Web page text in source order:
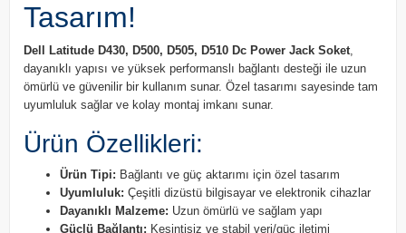
Tasarım!
Dell Latitude D430, D500, D505, D510 Dc Power Jack Soket,
dayanıklı yapısı ve yüksek performanslı bağlantı desteği ile uzun
ömürlü ve güvenilir bir kullanım sunar. Özel tasarımı sayesinde tam
uyumluluk sağlar ve kolay montaj imkanı sunar.
Ürün Özellikleri:
Ürün Tipi: Bağlantı ve güç aktarımı için özel tasarım
Uyumluluk: Çeşitli dizüstü bilgisayar ve elektronik cihazlar
Dayanıklı Malzeme: Uzun ömürlü ve sağlam yapı
Güçlü Bağlantı: Kesintisiz ve stabil veri/güç iletimi